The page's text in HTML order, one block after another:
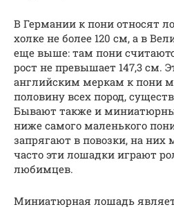
В Германии к пони относят
холке не более 120 см, а в
еще выше: там пони
рост не превышает 147,3 см.
английским меркам к пони
половину всех пород,
Бывают также и
ниже самого маленького
запрягают в повозки, на них
часто эти лошадки играют
любимцев.
Миниатюрная лошадь